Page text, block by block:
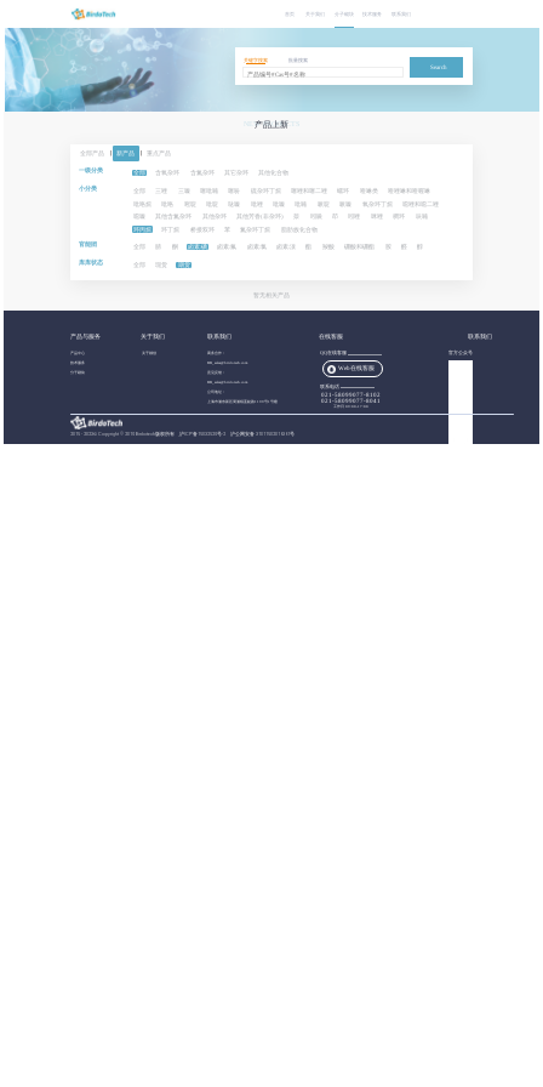
首页 关于我们 分子砌块 技术服务 联系我们
关键字搜索
批量搜索
Search
NEW PRODUCTS
产品上新
全部产品 新产品 重点产品
一级分类 全部 含氧杂环 含氮杂环 其它杂环 其他化合物
小分类 全部 三唑 三嗪 硫杂环丁烷 噻唑和噻二唑 螺环 喹啉类 喹唑啉和喹喔啉
吡咯烷 吡咯 哒嗪 吡唑 氧杂环丁烷 噁唑和噁二唑
噁嗪 其他含氮杂环 其他杂环 其他芳香(非杂环) 吲哚 茚 吲唑 咪唑 稠环
环丙烷 环丁烷 桥接双环 苯 氮杂环丁烷 脂肪族化合物
官能团 全部 腈 酮 卤素:碘 卤素:氟 卤素:氯 卤素:溴 酯 羧酸 硼酸和硼酯 胺 醛
库库状态 全部 现货 期货
暂无相关产品
产品与服务 关于我们 联系我们 在线客服 联系我们
产品中心
技术服务
分子砌块
关于都创
商务合作：
BB_sales@birdotech.com
意见反馈：
BB_sales@birdotech.com
公司地址：
上海市浦东新区周浦镇蓝靛路1199号1号楼
QQ在线客服
Web在线客服
联系电话
021-58099077-8102
021-58099077-8041
工作日 09:00-17:00
官方公众号
2015 - 2023© Copyright © 2019 Birdotech版权所有 , 沪ICP备15032529号-2 沪公网安备 31011502016361号